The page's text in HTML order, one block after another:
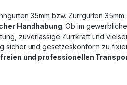
35mm bzw. Zurrgurten
Handhabung. Ob im
zuverlässige Zurrkraft und
sicher und gesetzeskonform zu
und professionellen